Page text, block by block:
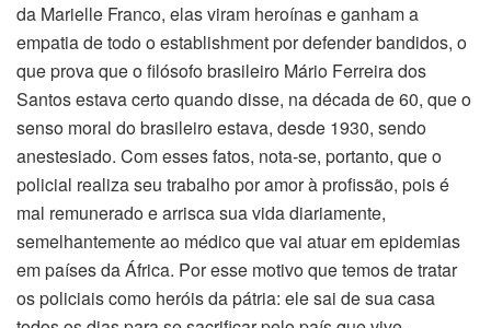
da Marielle Franco, elas viram heroínas e ganham a
empatia de todo o establishment por defender bandidos, o
que prova que o filósofo brasileiro Mário Ferreira dos
Santos estava certo quando disse, na década de 60, que o
senso moral do brasileiro estava, desde 1930, sendo
anestesiado. Com esses fatos, nota-se, portanto, que o
policial realiza seu trabalho por amor à profissão, pois é
mal remunerado e arrisca sua vida diariamente,
semelhantemente ao médico que vai atuar em epidemias
em países da África. Por esse motivo que temos de tratar
os policiais como heróis da pátria: ele sai de sua casa